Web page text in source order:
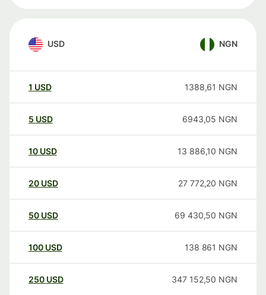
USD NGN
1 USD 1388,61 NGN
5 USD 6943,05 NGN
10 USD 13 886,10 NGN
20 USD 27 772,20 NGN
50 USD 69 430,50 NGN
100 USD 138 861 NGN
250 USD 347 152,50 NGN